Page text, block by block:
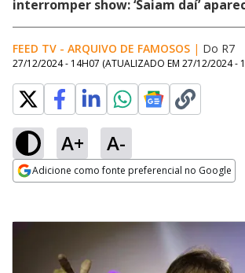
interromper show: ‘Saiam daí’
FEED TV - ARQUIVO DE FAMOSOS | Do R7
27/12/2024 - 14H07 (ATUALIZADO EM 27/12/2024 -
A+ A-
Adicione como fonte preferencial no Google